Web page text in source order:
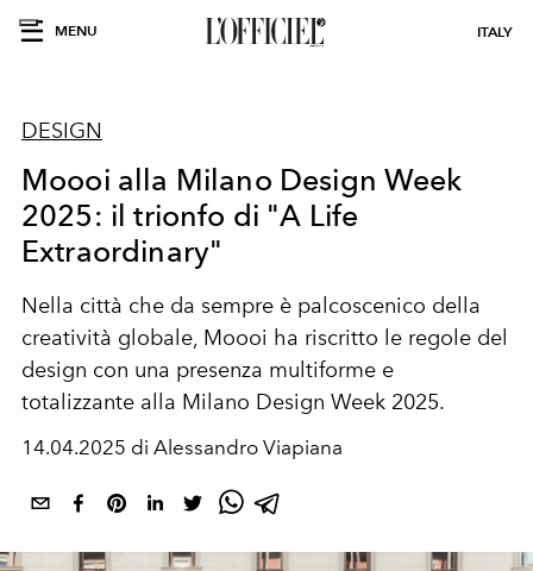
MENU ITALY
DESIGN
Moooi alla Milano Design Week
2025: il trionfo di "A Life
Extraordinary"
Nella città che da sempre è palcoscenico della
creatività globale, Moooi ha riscritto le regole del
design con una presenza multiforme e
totalizzante alla Milano Design Week 2025.
14.04.2025 di Alessandro Viapiana